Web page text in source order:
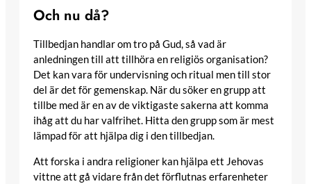
Och nu då?
Tillbedjan handlar om tro på Gud, så vad är
anledningen till att tillhöra en religiös organisation?
Det kan vara för undervisning och ritual men till stor
del är det för gemenskap. När du söker en grupp att
tillbe med är en av de viktigaste sakerna att komma
ihåg att du har valfrihet. Hitta den grupp som är mest
lämpad för att hjälpa dig i den tillbedjan.
Att forska i andra religioner kan hjälpa ett Jehovas
vittne att gå vidare från det förflutnas erfarenheter